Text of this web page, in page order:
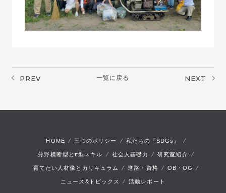
PREV 一覧に戻る NEXT
HOME 三つのポリシー 私たちの『SDGs』
分野横断型と π型スキル 社会人基礎力 研究室紹介
育てたい人材像とカリキュラム 進路・資格 OB・OG
ニュース&トピックス 活動レポート